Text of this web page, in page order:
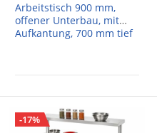
Arbeitstisch 900 mm,
offener Unterbau, mit
Aufkantung, 700 mm tief
-17%